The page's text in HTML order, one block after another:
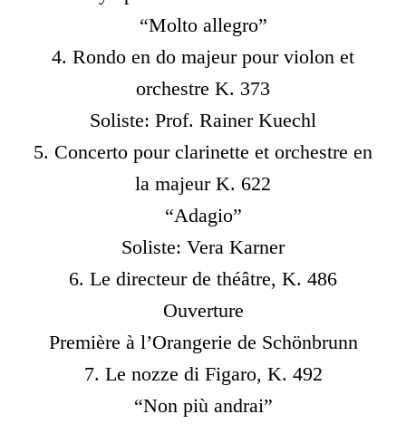
“Molto allegro”
4. Rondo en do majeur pour violon et
orchestre K. 373
Soliste: Prof. Rainer Kuechl
5. Concerto pour clarinette et orchestre en
la majeur K. 622
“Adagio”
Soliste: Vera Karner
6. Le directeur de théâtre, K. 486
Ouverture
Première à l’Orangerie de Schönbrunn
7. Le nozze di Figaro, K. 492
“Non più andrai”